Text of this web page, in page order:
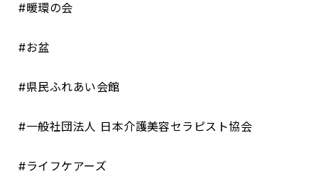
#暖環の会
#お盆
#県民ふれあい会館
#一般社団法人 日本介護美容セラピスト協会
#ライフケアーズ